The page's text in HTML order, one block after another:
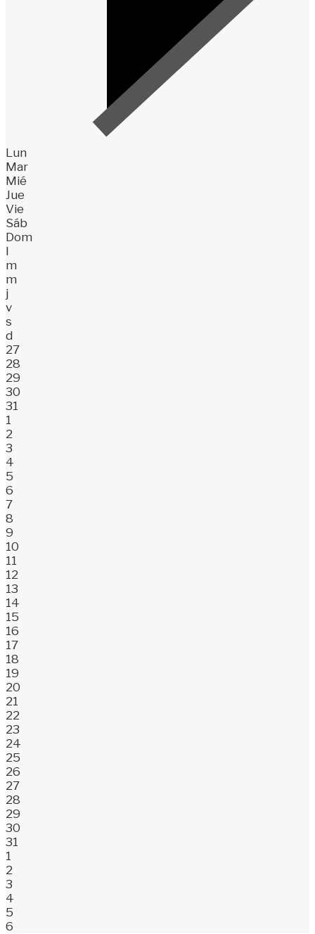
Lun
Mar
Mié
Jue
Vie
Sáb
Dom
l
m
m
j
v
s
d
27
28
29
30
31
1
2
3
4
5
6
7
8
9
10
11
12
13
14
15
16
17
18
19
20
21
22
23
24
25
26
27
28
29
30
31
1
2
3
4
5
6